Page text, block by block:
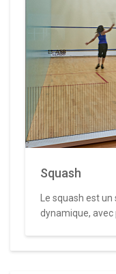
Squash
Le squash est
dynamique, avec